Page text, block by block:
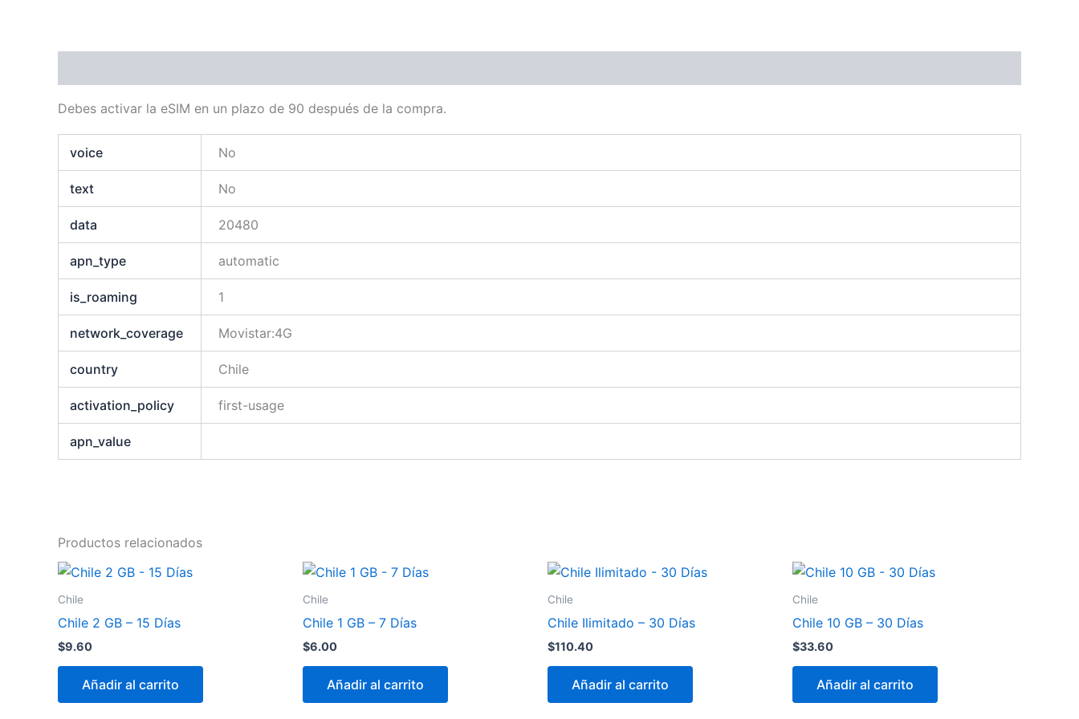
Debes activar la eSIM en un plazo de 90 después de la compra.
voice No
text No
data 20480
apn_type automatic
is_roaming 1
network_coverage Movistar:4G
country Chile
activation_policy first-usage
apn_value
Productos relacionados
Chile
Chile 2 GB – 15 Días
$9.60
Añadir al carrito
Chile
Chile 1 GB – 7 Días
$6.00
Añadir al carrito
Chile
Chile Ilimitado – 30 Días
$110.40
Añadir al carrito
Chile
Chile 10 GB – 30 Días
$33.60
Añadir al carrito